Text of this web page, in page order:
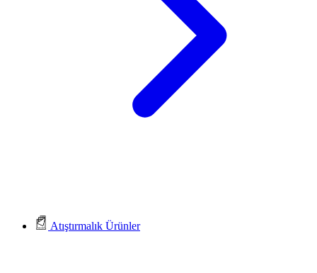
Atıştırmalık Ürünler